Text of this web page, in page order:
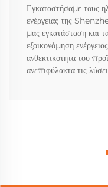
Εγκαταστήσαμε τους
ενέργειας της
μας εγκατάσταση και
εξοικονόμηση
ανθεκτικότητα του
ανεπιφύλακτα τις